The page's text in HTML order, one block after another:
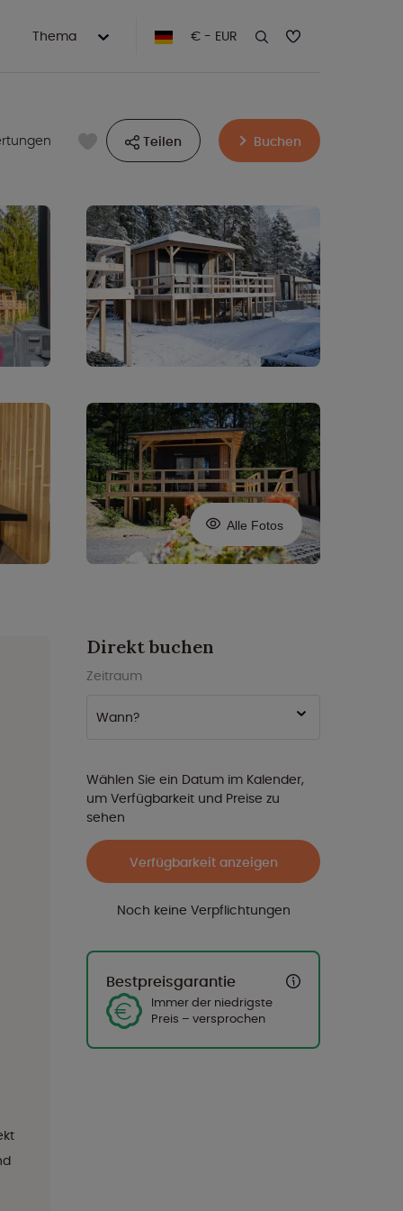
Thema € - EUR
Teilen Buchen
Alle Fotos
Direkt buchen
Zeitraum
Wann?
Wählen Sie ein Datum im Kalender,
um Verfügbarkeit und Preise zu
sehen
Verfügbarkeit anzeigen
Noch keine Verpflichtungen
Bestpreisgarantie
Immer der niedrigste
Preis – versprochen